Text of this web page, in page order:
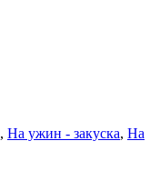
, На ужин - закуска, На